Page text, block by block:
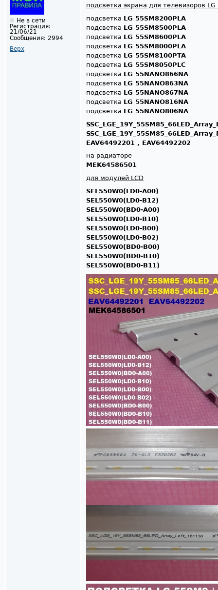
Не в сети
Регистрация:
21/06/21
Сообщения: 2994
Верх
подсветка экрана для телевизоров LG
подсветка LG 55SM8200PLA
подсветка LG 55SM8500PLA
подсветка LG 55SM8600PLA
подсветка LG 55SM8000PLA
подсветка LG 55SM8100PTA
подсветка LG 55SM8050PLC
подсветка LG 55NANO866NA
подсветка LG 55NANO863NA
подсветка LG 55NANO867NA
подсветка LG 55NANO816NA
подсветка LG 55NANO806NA
EAV64492201 , EAV64492202
на радиаторе
MEK64586501
для модулей LCD
SEL550W0(LD0-A00)
SEL550W0(LD0-B12)
SEL550W0(BD0-A00)
SEL550W0(LD0-B10)
SEL550W0(LD0-B00)
SEL550W0(LD0-B02)
SEL550W0(BD0-B00)
SEL550W0(BD0-B10)
SEL550W0(BD0-B11)